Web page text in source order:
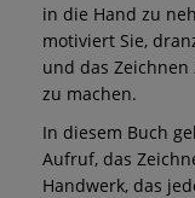
in die Hand zu
motiviert Sie,
und das
zu machen.
In diesem Buch
Aufruf, das
Handwerk, das